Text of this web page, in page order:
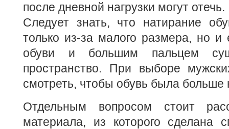
после дневной нагрузки могут отечь.
Следует знать, что натирание
только из-за малого размера, но
обуви и большим пальцем
пространство. При выборе
смотреть, чтобы обувь была больше
Отдельным вопросом стоит
материала, из которого сделана